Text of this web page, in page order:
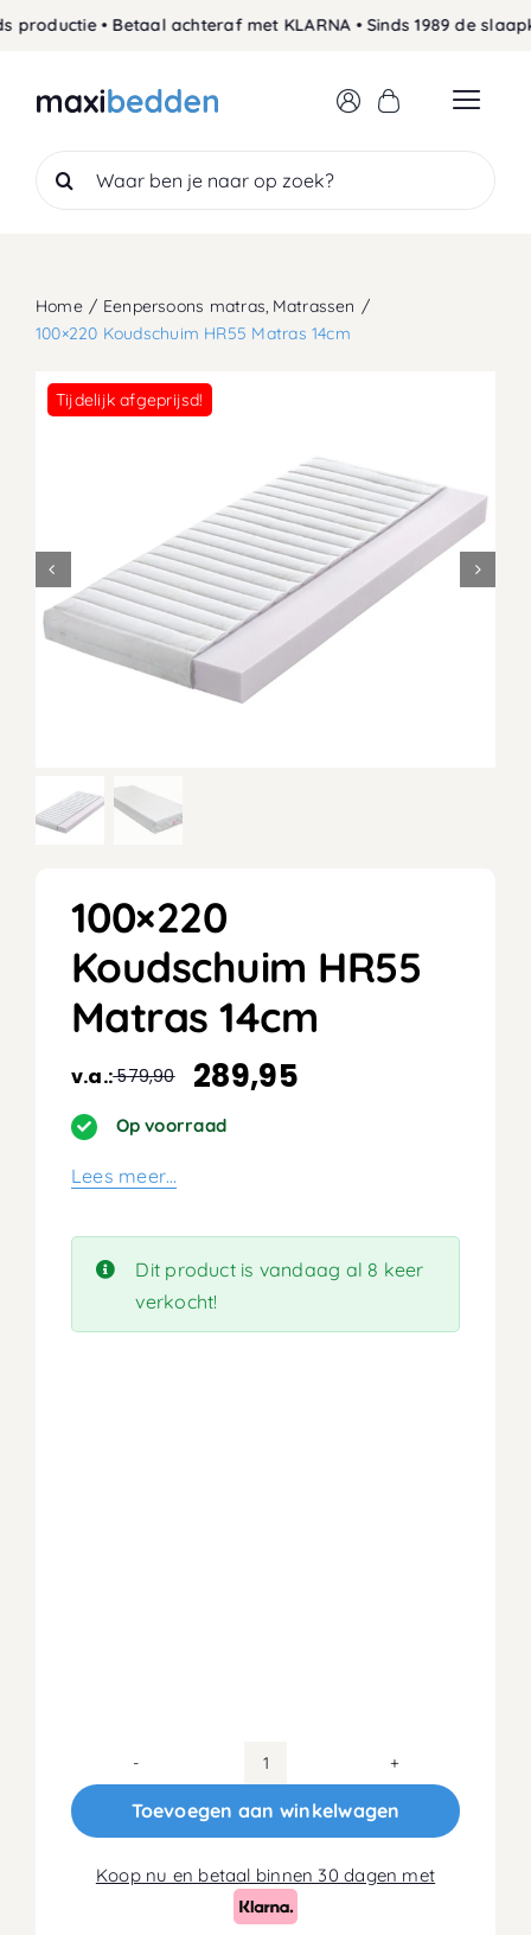
Skip
• Betaal achteraf met KLARNA • Sinds 1989 de
Search
for:
Home Eenpersoons matras Matrassen
100×220 Koudschuim HR55 Matras 14cm
Tijdelijk afgeprijsd!
100×220
Koudschuim HR55
Matras 14cm
v.a.:579,90
Oorspronkelijke
prijs
was:
579,90.
289,95
Huidige
prijs
is:
289,95.
Op voorraad
Lees meer…
Dit product is vandaag al 8 keer
verkocht!
100×220
Koudschuim
14cm
aantal
Toevoegen aan winkelwagen
Koop nu en betaal binnen 30 dagen met